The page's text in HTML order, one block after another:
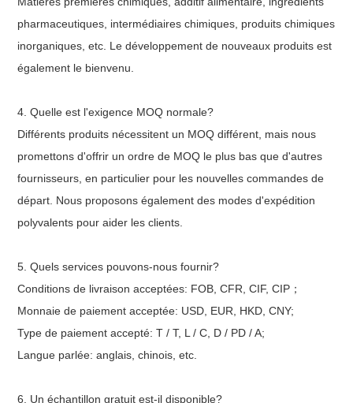
pharmaceutiques, intermédiaires chimiques, produits chimiques
inorganiques, etc. Le développement de nouveaux produits est
également le bienvenu.
4. Quelle est l'exigence MOQ normale?
Différents produits nécessitent un MOQ différent, mais nous
promettons d'offrir un ordre de MOQ le plus bas que d'autres
fournisseurs, en particulier pour les nouvelles commandes de
départ. Nous proposons également des modes d'expédition
polyvalents pour aider les clients.
5. Quels services pouvons-nous fournir?
Conditions de livraison acceptées: FOB, CFR, CIF, CIP ；
Monnaie de paiement acceptée: USD, EUR, HKD, CNY;
Type de paiement accepté: T / T, L / C, D / PD / A;
Langue parlée: anglais, chinois, etc.
6. Un échantillon gratuit est-il disponible?